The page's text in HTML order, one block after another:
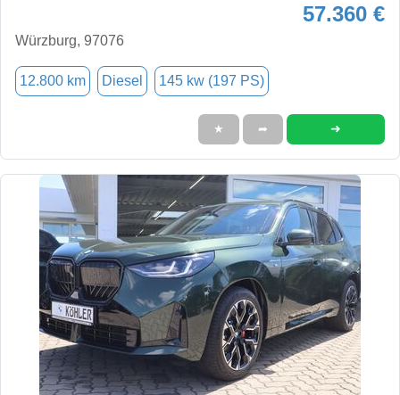
57.360 €
Würzburg, 97076
12.800 km Diesel 145 kw (197 PS)
★ ➦ ➜